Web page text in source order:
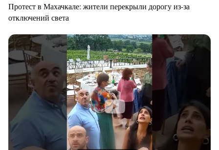
Протест в Махачкале: жители перекрыли дорогу из-за
отключений света